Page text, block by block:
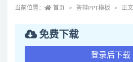
当前位置： 首页 答辩PPT模板 正文
免费下载
登录后下载